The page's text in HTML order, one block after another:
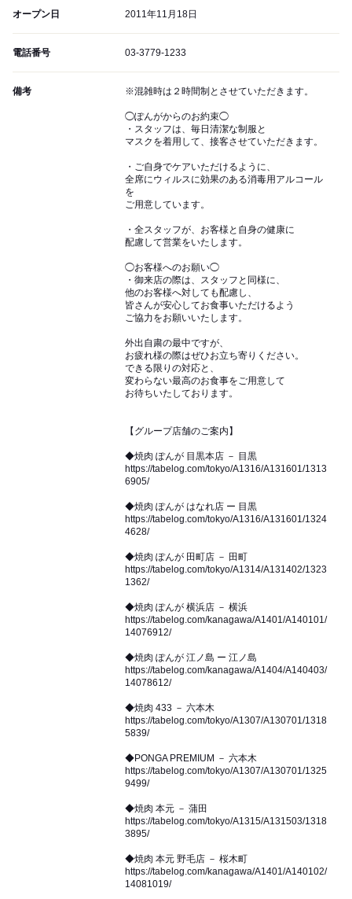
オープン日 2011年11月18日
電話番号 03-3779-1233
備考 ※混雑時は２時間制とさせていただきます。
◯ぽんがからのお約束◯
・スタッフは、毎日清潔な制服と
マスクを着用して、接客させていただきます。
・ご自身でケアいただけるように、
全席にウィルスに効果のある消毒用アルコール
を
ご用意しています。
・全スタッフが、お客様と自身の健康に
配慮して営業をいたします。
◯お客様へのお願い◯
・御来店の際は、スタッフと同様に、
他のお客様へ対しても配慮し、
皆さんが安心してお食事いただけるよう
ご協力をお願いいたします。
外出自粛の最中ですが、
お疲れ様の際はぜひお立ち寄りください。
できる限りの対応と、
変わらない最高のお食事をご用意して
お待ちいたしております。
【グループ店舗のご案内】
◆焼肉 ぽんが 目黒本店 － 目黒
https://tabelog.com/tokyo/A1316/A131601/1313
6905/
◆焼肉 ぽんが はなれ店 ー 目黒
https://tabelog.com/tokyo/A1316/A131601/1324
4628/
◆焼肉 ぽんが 田町店 － 田町
https://tabelog.com/tokyo/A1314/A131402/1323
1362/
◆焼肉 ぽんが 横浜店 － 横浜
https://tabelog.com/kanagawa/A1401/A140101/
14076912/
◆焼肉 ぽんが 江ノ島 ー 江ノ島
https://tabelog.com/kanagawa/A1404/A140403/
14078612/
◆焼肉 433 － 六本木
https://tabelog.com/tokyo/A1307/A130701/1318
5839/
◆PONGA PREMIUM － 六本木
https://tabelog.com/tokyo/A1307/A130701/1325
9499/
◆焼肉 本元 － 蒲田
https://tabelog.com/tokyo/A1315/A131503/1318
3895/
◆焼肉 本元 野毛店 － 桜木町
https://tabelog.com/kanagawa/A1401/A140102/
14081019/